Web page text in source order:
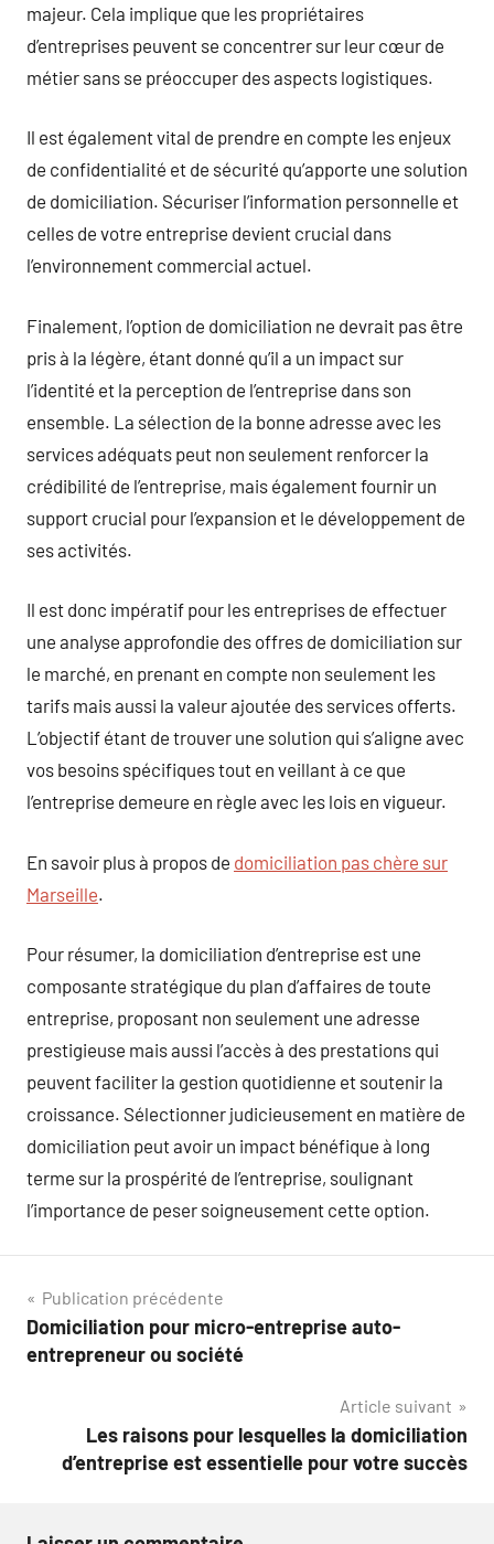
majeur. Cela implique que les propriétaires
d’entreprises peuvent se concentrer sur leur cœur de
métier sans se préoccuper des aspects logistiques.
Il est également vital de prendre en compte les enjeux
de confidentialité et de sécurité qu’apporte une solution
de domiciliation. Sécuriser l’information personnelle et
celles de votre entreprise devient crucial dans
l’environnement commercial actuel.
Finalement, l’option de domiciliation ne devrait pas être
pris à la légère, étant donné qu’il a un impact sur
l’identité et la perception de l’entreprise dans son
ensemble. La sélection de la bonne adresse avec les
services adéquats peut non seulement renforcer la
crédibilité de l’entreprise, mais également fournir un
support crucial pour l’expansion et le développement de
ses activités.
Il est donc impératif pour les entreprises de effectuer
une analyse approfondie des offres de domiciliation sur
le marché, en prenant en compte non seulement les
tarifs mais aussi la valeur ajoutée des services offerts.
L’objectif étant de trouver une solution qui s’aligne avec
vos besoins spécifiques tout en veillant à ce que
l’entreprise demeure en règle avec les lois en vigueur.
En savoir plus à propos de domiciliation pas chère sur
Marseille.
Pour résumer, la domiciliation d’entreprise est une
composante stratégique du plan d’affaires de toute
entreprise, proposant non seulement une adresse
prestigieuse mais aussi l’accès à des prestations qui
peuvent faciliter la gestion quotidienne et soutenir la
croissance. Sélectionner judicieusement en matière de
domiciliation peut avoir un impact bénéfique à long
terme sur la prospérité de l’entreprise, soulignant
l’importance de peser soigneusement cette option.
Navigation
de
Publication précédente
Domiciliation pour micro-entreprise auto-
entrepreneur ou société
Article suivant
Les raisons pour lesquelles la domiciliation
d’entreprise est essentielle pour votre succès